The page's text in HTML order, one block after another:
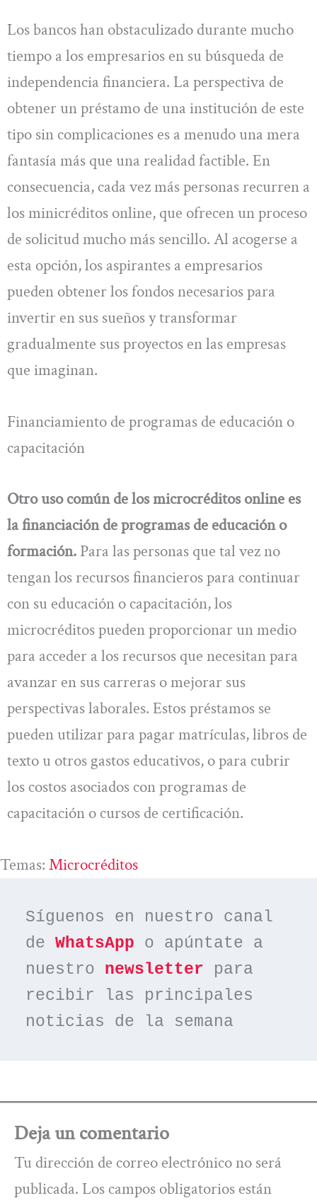
Los bancos han obstaculizado durante mucho
tiempo a los empresarios en su búsqueda de
independencia financiera. La perspectiva de
obtener un préstamo de una institución de este
tipo sin complicaciones es a menudo una mera
fantasía más que una realidad factible. En
consecuencia, cada vez más personas recurren a
los minicréditos online, que ofrecen un proceso
de solicitud mucho más sencillo. Al acogerse a
esta opción, los aspirantes a empresarios
pueden obtener los fondos necesarios para
invertir en sus sueños y transformar
gradualmente sus proyectos en las empresas
que imaginan.
Financiamiento de programas de educación o
capacitación
Otro uso común de los microcréditos online es
la financiación de programas de educación o
formación. Para las personas que tal vez no
tengan los recursos financieros para continuar
con su educación o capacitación, los
microcréditos pueden proporcionar un medio
para acceder a los recursos que necesitan para
avanzar en sus carreras o mejorar sus
perspectivas laborales. Estos préstamos se
pueden utilizar para pagar matrículas, libros de
texto u otros gastos educativos, o para cubrir
los costos asociados con programas de
capacitación o cursos de certificación.
Temas: Microcréditos
Síguenos en nuestro canal
de WhatsApp o apúntate a
nuestro newsletter para
recibir las principales
noticias de la semana
Deja un comentario
Tu dirección de correo electrónico no será
publicada. Los campos obligatorios están